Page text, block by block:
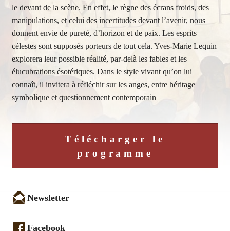
le devant de la scène. En effet, le règne des écrans froids, des
manipulations, et celui des incertitudes devant l’avenir, nous
donnent envie de pureté, d’horizon et de paix. Les esprits
célestes sont supposés porteurs de tout cela. Yves-Marie Lequin
explorera leur possible réalité, par-delà les fables et les
élucubrations ésotériques. Dans le style vivant qu’on lui
connaît, il invitera à réfléchir sur les anges, entre héritage
symbolique et questionnement contemporain
Télécharger le
programme
Newsletter
Facebook